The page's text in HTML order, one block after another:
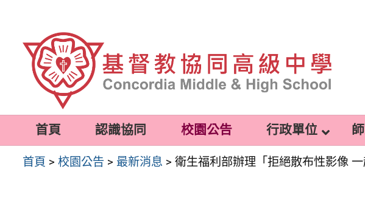
容
首頁 認識協同 校園公告 行政單位
首頁 >校園公告 > 最新消息 >衛生福利部辦理「拒絕散布性影像